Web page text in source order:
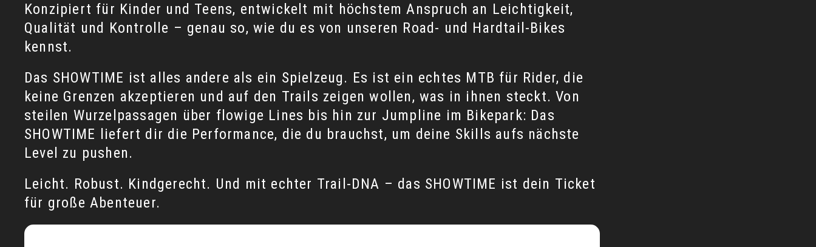
Konzipiert für Kinder und Teens, entwickelt mit höchstem Anspruch an Leichtigkeit,
Qualität und Kontrolle – genau so, wie du es von unseren Road- und Hardtail-Bikes
kennst.
Das SHOWTIME ist alles andere als ein Spielzeug. Es ist ein echtes MTB für Rider, die
keine Grenzen akzeptieren und auf den Trails zeigen wollen, was in ihnen steckt. Von
steilen Wurzelpassagen über flowige Lines bis hin zur Jumpline im Bikepark: Das
SHOWTIME liefert dir die Performance, die du brauchst, um deine Skills aufs nächste
Level zu pushen.
Leicht. Robust. Kindgerecht. Und mit echter Trail-DNA – das SHOWTIME ist dein Ticket
für große Abenteuer.